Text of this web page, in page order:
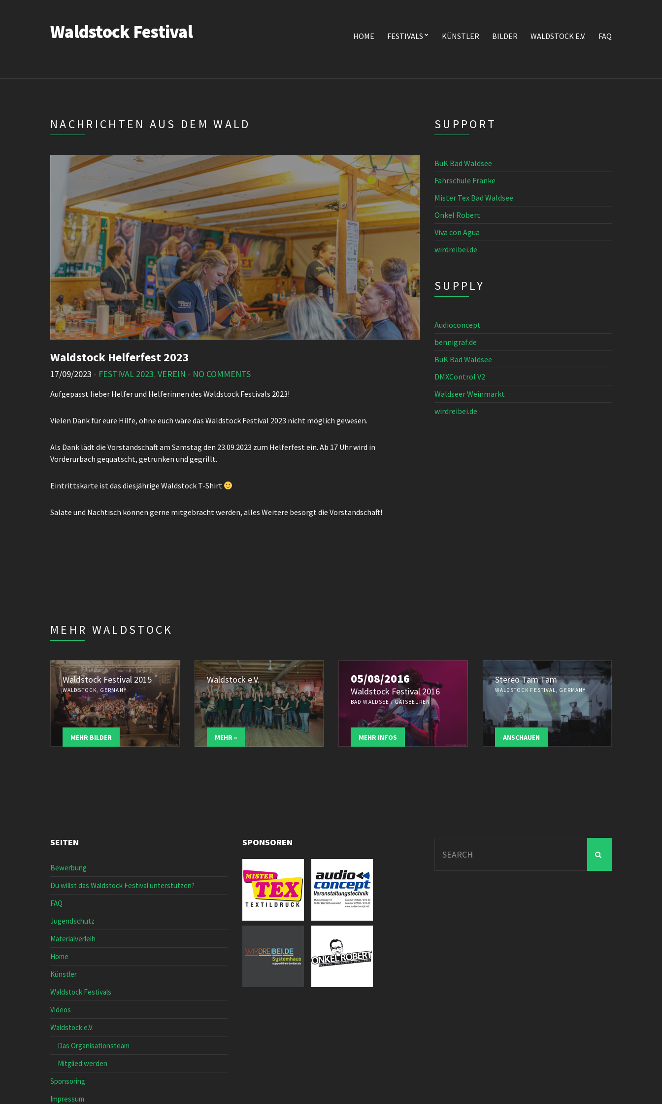
Waldstock Festival HOME FESTIVALS KÜNSTLER BILDER WALDSTOCK E.V. FAQ
NACHRICHTEN AUS DEM WALD
Waldstock Helferfest 2023
17/09/2023 • FESTIVAL 2023, VEREIN • NO COMMENTS
Aufgepasst lieber Helfer und Helferinnen des Waldstock Festivals 2023!
Vielen Dank für eure Hilfe, ohne euch wäre das Waldstock Festival 2023 nicht möglich gewesen.
Als Dank lädt die Vorstandschaft am Samstag den 23.09.2023 zum Helferfest ein. Ab 17 Uhr wird in
Vorderurbach gequatscht, getrunken und gegrillt.
Eintrittskarte ist das diesjährige Waldstock T-Shirt
Salate und Nachtisch können gerne mitgebracht werden, alles Weitere besorgt die Vorstandschaft!
SUPPORT
BuK Bad Waldsee
Fahrschule Franke
Mister Tex Bad Waldsee
Onkel Robert
Viva con Agua
wirdreibei.de
SUPPLY
Audioconcept
bennigraf.de
BuK Bad Waldsee
DMXControl V2
Waldseer Weinmarkt
wirdreibei.de
MEHR WALDSTOCK
Waldstock Festival 2015
WALDSTOCK, GERMANY
MEHR BILDER
Waldstock e.V.
MEHR »
05/08/2016
Waldstock Festival 2016
BAD WALDSEE / GAISBEUREN
MEHR INFOS
Stereo Tam Tam
WALDSTOCK FESTIVAL, GERMANY
ANSCHAUEN
SEITEN
Bewerbung
Du willst das Waldstock Festival unterstützen?
FAQ
Jugendschutz
Materialverleih
Home
Künstler
Waldstock Festivals
Videos
Waldstock e.V.
Das Organisationsteam
Mitglied werden
Sponsoring
Impressum
SPONSOREN
for: